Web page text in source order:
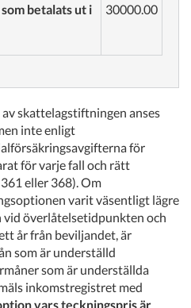
betalats ut i
30000.00
skattelagstiftningen anses
inte enligt
för
för varje fall och rätt
eller 368). Om
varit väsentligt lägre
vid överlåtelsetidpunkten och
år från beviljandet, är
som är underställd
som är underställda
inkomstregistret med
vars teckningspris är